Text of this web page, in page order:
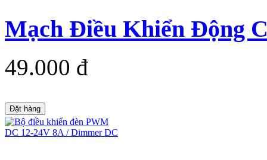
Mạch Điều Khiển Động
49.000 đ
Đặt hàng